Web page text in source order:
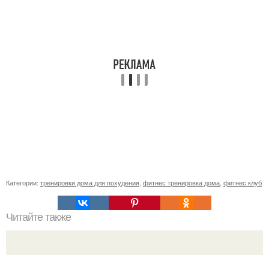
Категории: тренировки дома для похудения фитнес тренировка дома фитнес клуб
Читайте также